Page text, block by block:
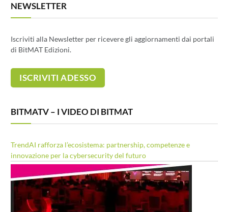
NEWSLETTER
Iscriviti alla Newsletter per ricevere gli aggiornamenti dai portali
di BitMAT Edizioni.
BITMATV – I VIDEO DI BITMAT
TrendAI rafforza l’ecosistema: partnership, competenze e
innovazione per la cybersecurity del futuro